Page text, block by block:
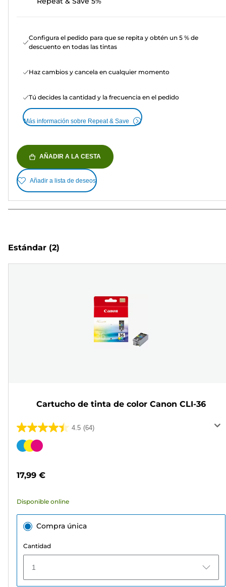
Configura el pedido para que se repita y obtén un 5 % de
descuento en todas las tintas
Haz cambios y cancela en cualquier momento
Tú decides la cantidad y la frecuencia en el pedido
Más información sobre Repeat & Save
AÑADIR A LA CESTA
Añadir a lista de deseos
Estándar (2)
Cartucho de tinta de color Canon CLI-36
4.5 (64)
4.5
de
64
Cartucho
color
17,99 €
Disponible online
Compra única
Cantidad
1